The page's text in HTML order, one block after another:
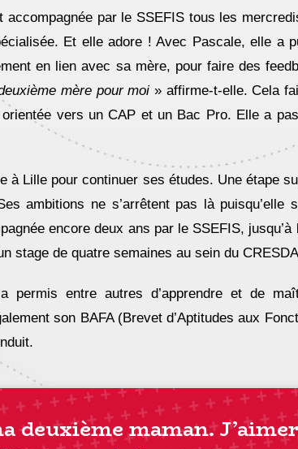
accompagnée par le SSEFIS tous les
Et elle adore ! Avec Pascale, elle a
en lien avec sa mère, pour faire des
mère pour moi » affirme-t-elle. Cela
vers un CAP et un Bac Pro. Elle a
à Lille pour continuer ses études. Une étape
ambitions ne s’arrêtent pas là puisqu’elle
encore deux ans par le SSEFIS,
stage de quatre semaines au sein du
entre autres d’apprendre et de
son BAFA (Brevet d’Aptitudes aux
deuxième maman.